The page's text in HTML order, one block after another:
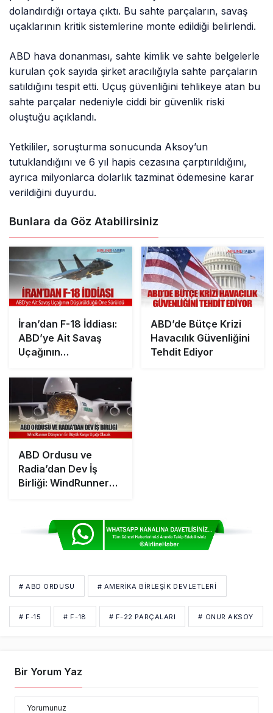
dolandırdığı ortaya çıktı. Bu sahte parçaların, savaş
uçaklarının kritik sistemlerine monte edildiği belirlendi.
ABD hava donanması, sahte kimlik ve sahte belgelerle
kurulan çok sayıda şirket aracılığıyla sahte parçaların
satıldığını tespit etti. Uçuş güvenliğini tehlikeye atan bu
sahte parçalar nedeniyle ciddi bir güvenlik riski
oluştuğu açıklandı.
Yetkililer, soruşturma sonucunda Aksoy’un
tutuklandığını ve 6 yıl hapis cezasına çarptırıldığını,
ayrıca milyonlarca dolarlık tazminat ödemesine karar
verildiğini duyurdu.
Bunlara da Göz Atabilirsiniz
İran’dan F-18 İddiası:
ABD’ye Ait Savaş
Uçağının
Sürüldü
ABD’de Bütçe Krizi
Havacılık Güvenliğini
Tehdit Ediyor
ABD Ordusu ve
Radia’dan Dev İş
Birliği: WindRunner
# ABD ORDUSU # AMERIKA BIRLEŞIK DEVLETLERI
# F-15 # F-18 # F-22 PARÇALARI # ONUR AKSOY
Bir Yorum Yaz
Yorumunuz